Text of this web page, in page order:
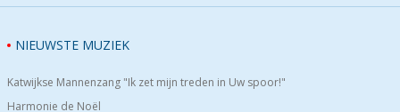
NIEUWSTE MUZIEK
Katwijkse Mannenzang "Ik zet mijn treden in Uw spoor!"
Harmonie de Noël